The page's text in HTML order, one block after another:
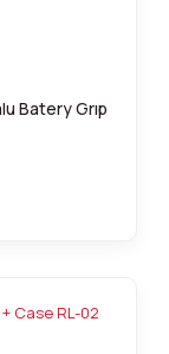
Batery Grıp